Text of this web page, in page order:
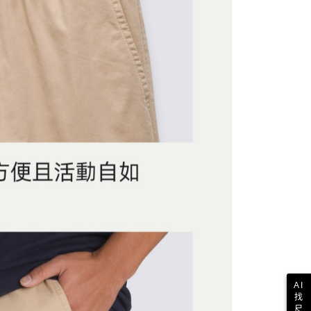
AI
找
尺